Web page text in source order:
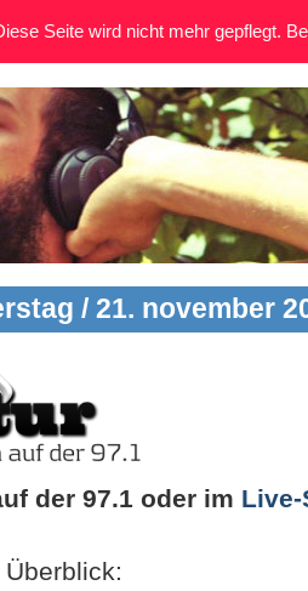
/ 21. november
der 97.1 oder im Live-
Seite wird nicht mehr gepflegt.